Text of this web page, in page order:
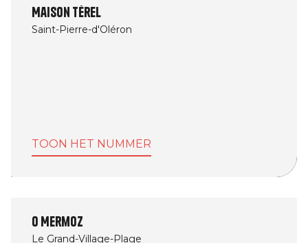
Maison Térel
Saint-Pierre-d'Oléron
TOON HET NUMMER
O Mermoz
Le Grand-Village-Plage